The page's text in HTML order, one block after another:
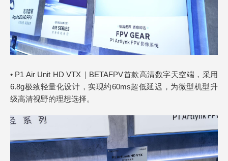
• P1 Air Unit HD VTX｜BETAFPV首款高清数字天空端，采用
6.8g极致轻量化设计，实现约60ms超低延迟，为微型机型升
级高清视野的理想选择。